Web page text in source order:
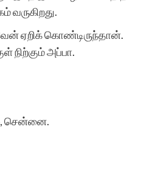
வருகிறது.
ஏறிக் கொண்டிருந்தான்.
நிற்கும் அப்பா.
சென்னை.